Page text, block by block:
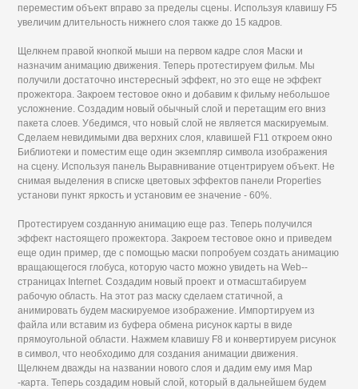
переместим объект вправо за пределы сцены. Используя клавишу F5
увеличим длительность нижнего слоя также до 15 кадров.
Щелкнем правой кнопкой мыши на первом кадре слоя Маски и
назначим анимацию движения. Теперь протестируем фильм. Мы
получили достаточно инстересный эффект, но это еще не эффект
прожектора. Закроем тестовое окно и добавим к фильму небольшое
усложнение. Создадим новый обычный слой и перетащим его вниз
пакета слоев. Убедимся, что новый слой не является маскируемым.
Сделаем невидимыми два верхних слоя, клавишей F11 откроем окно
Библиотеки и поместим еще один экземпляр символа изображения
на сцену. Используя панель Выравнивание отцентрируем объект. Не
снимая выделения в списке цветовых эффектов панели Properties
установи пункт яркость и установим ее значение - 60%.
Протестируем созданную анимацию еще раз. Теперь получился
эффект настоящего прожектора. Закроем тестовое окно и приведем
еще один пример, где с помощью маски попробуем создать анимацию
вращающегося глобуса, которую часто можно увидеть на Web--
страницах Internet. Создадим новый проект и отмасштабируем
рабочую область. На этот раз маску сделаем статичной, а
анимировать будем маскируемое изображение. Импортируем из
файла или вставим из буфера обмена рисунок карты в виде
прямоугольной области. Нажмем клавишу F8 и конвертируем рисунок
в символ, что необходимо для создания анимации движения.
Щелкнем дважды на названии нового слоя и дадим ему имя Map
-карта. Теперь создадим новый слой, который в дальнейшем будем